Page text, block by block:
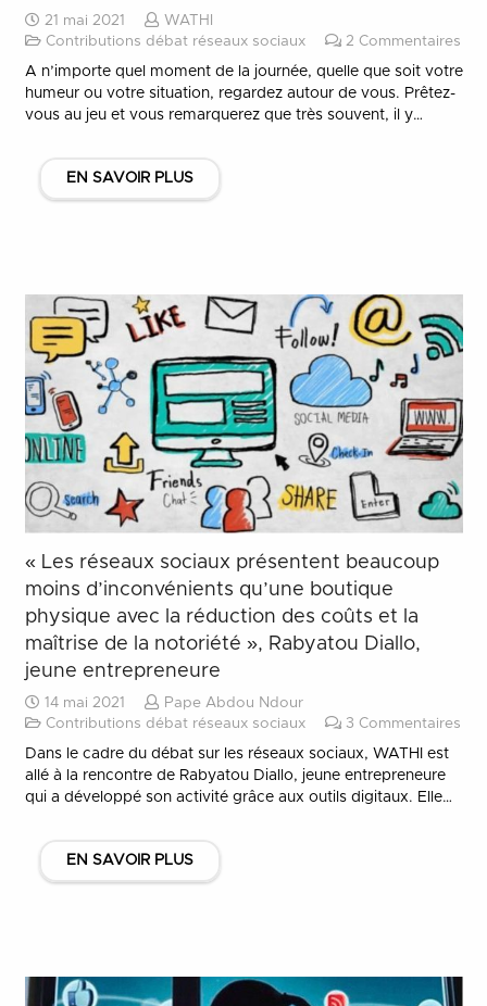
21 mai 2021
WATHI
Contributions débat réseaux sociaux
2 Commentaires
A n’importe quel moment de la journée, quelle que soit votre
humeur ou votre situation, regardez autour de vous. Prêtez-
vous au jeu et vous remarquerez que très souvent, il y…
EN SAVOIR PLUS
« Les réseaux sociaux présentent beaucoup
moins d’inconvénients qu’une boutique
physique avec la réduction des coûts et la
maîtrise de la notoriété », Rabyatou Diallo,
jeune entrepreneure
14 mai 2021
Pape Abdou Ndour
Contributions débat réseaux sociaux
3 Commentaires
Dans le cadre du débat sur les réseaux sociaux, WATHI est
allé à la rencontre de Rabyatou Diallo, jeune entrepreneure
qui a développé son activité grâce aux outils digitaux. Elle…
EN SAVOIR PLUS